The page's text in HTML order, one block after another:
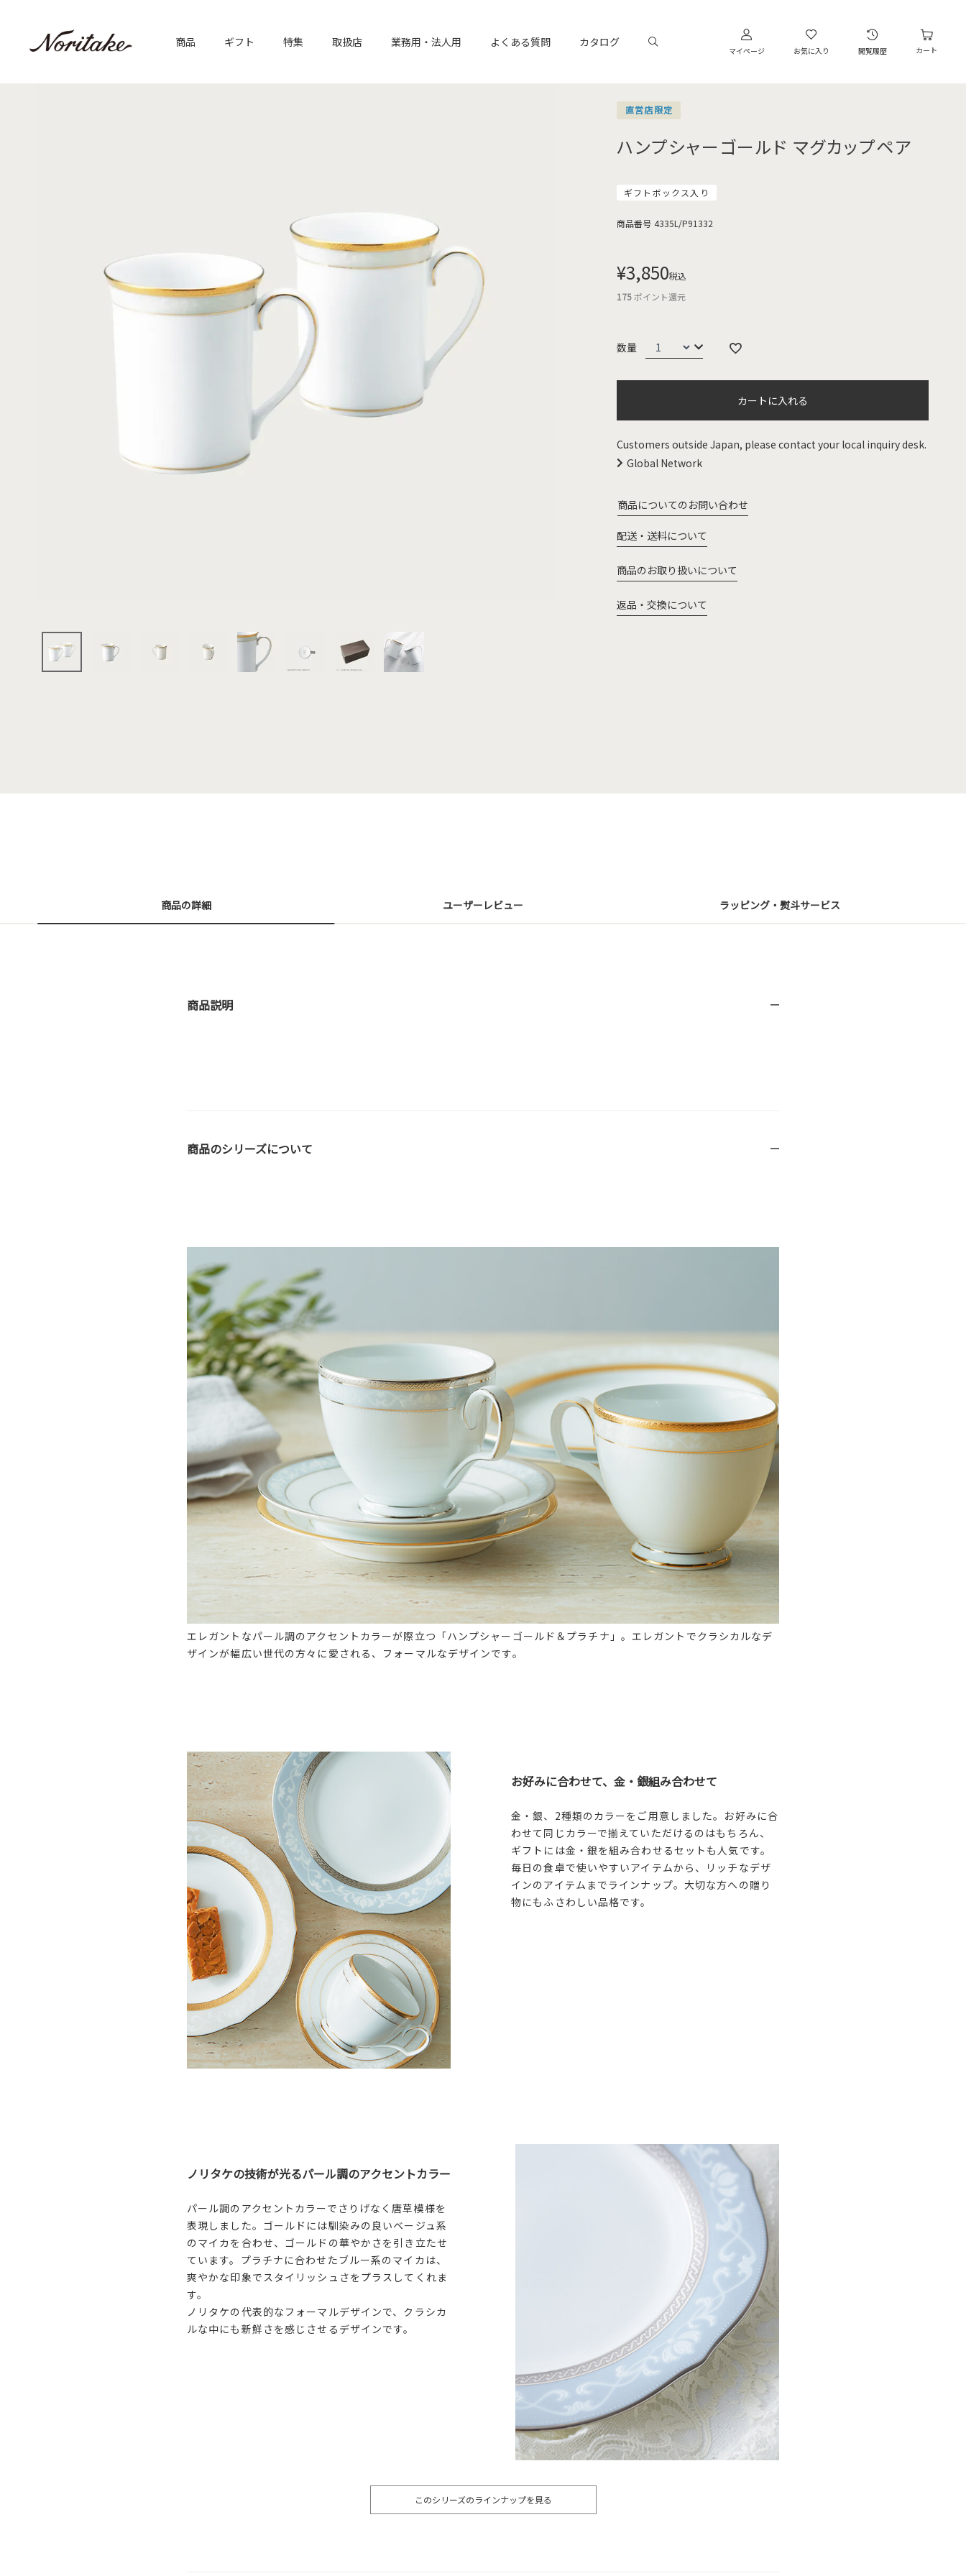
商品 ギフト 特集 取扱店 業務用・法人用 よくある質問 カタログ
マイページ お気に入り 閲覧履歴 カート
直営店限定
ハンプシャーゴールド マグカップペア
ギフトボックス入り
商品番号 4335L/P91332
¥3,850税込
175ポイント還元
カートに入れる
Customers outside Japan, please contact your local inquiry desk.
Global Network
商品についてのお問い合わせ
配送・送料について
商品のお取り扱いについて
返品・交換について
商品の詳細 ユーザーレビュー ラッピング・熨斗サービス
商品説明
商品のシリーズについて
エレガントなパール調のアクセントカラーが際立つ「ハンプシャーゴールド＆プラチナ」。エレガントでクラシカルなデ
ザインが幅広い世代の方々に愛される、フォーマルなデザインです。
お好みに合わせて、金・銀組み合わせて
金・銀、2種類のカラーをご用意しました。お好みに合
わせて同じカラーで揃えていただけるのはもちろん、
ギフトには金・銀を組み合わせるセットも人気です。
毎日の食卓で使いやすいアイテムから、リッチなデザ
インのアイテムまでラインナップ。大切な方への贈り
物にもふさわしい品格です。
ノリタケの技術が光るパール調のアクセントカラー
パール調のアクセントカラーでさりげなく唐草模様を
表現しました。ゴールドには馴染みの良いベージュ系
のマイカを合わせ、ゴールドの華やかさを引き立たせ
ています。プラチナに合わせたブルー系のマイカは、
爽やかな印象でスタイリッシュさをプラスしてくれま
す。
ノリタケの代表的なフォーマルデザインで、クラシカ
ルな中にも新鮮さを感じさせるデザインです。
このシリーズのラインナップを見る